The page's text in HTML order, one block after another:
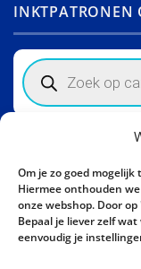
Om je zo goed
Hiermee onthouden
onze webshop. Door
Bepaal je liever zelf
eenvoudig je
INKTPATRONEN
Products
search
Activity Invest BV
3500 Hasselt -
Bel ons nu:+32